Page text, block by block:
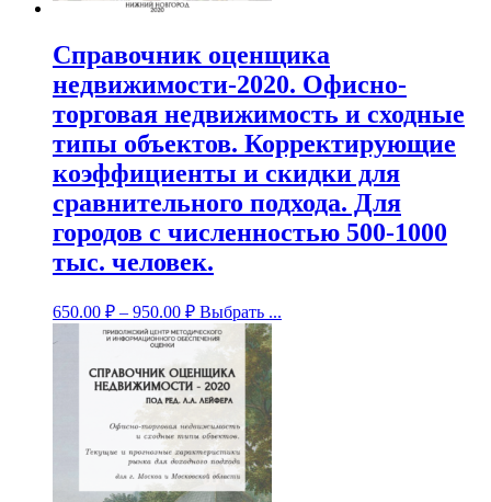
Справочник оценщика
недвижимости-2020. Офисно-
торговая недвижимость и сходные
типы объектов. Корректирующие
коэффициенты и скидки для
сравнительного подхода. Для
городов с численностью 500-1000
тыс. человек.
650.00 ₽ – 950.00 ₽ Выбрать ...